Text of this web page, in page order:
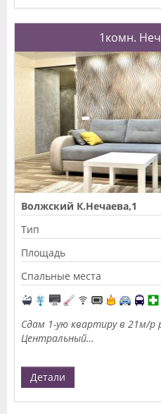
1комн.
Волжский К.Нечаева,1
Тип
Площадь
Спальные места
Сдам 1-ую квартиру в 21м/р
Центральный…
Детали